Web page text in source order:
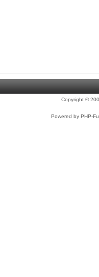
Copyright ©
Powered by PHP-